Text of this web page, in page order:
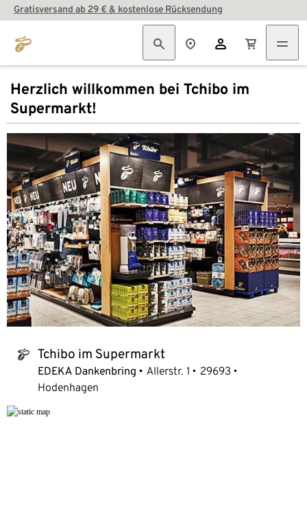
Gratisversand ab 29 € & kostenlose Rücksendung
Herzlich willkommen bei Tchibo im
Supermarkt!
tchibo_logo Tchibo im Supermarkt
EDEKA Dankenbring Allerstr. 1
29693
Hodenhagen